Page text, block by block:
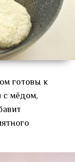
готовы к
с мёдом,